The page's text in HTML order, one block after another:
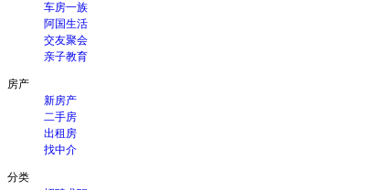
车房一族
阿国生活
交友聚会
亲子教育
房产
新房产
二手房
出租房
找中介
分类